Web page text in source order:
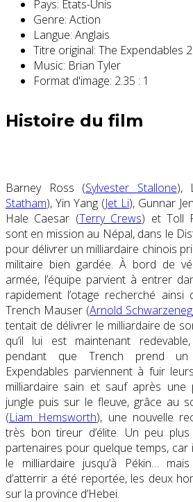
Pays: Etats-Unis
Genre: Action
Langue: Anglais
Titre original: The Expendables 2
Music: Brian Tyler
Format d'image: 2.35 : 1
Histoire du film
Barney Ross (Sylvester Stallone),
Statham), Yin Yang (Jet Li), Gunnar
Hale Caesar (Terry Crews) et Toll
sont en mission au Népal, dans le
pour délivrer un milliardaire chinois
militaire bien gardée. À bord de
armée, l’équipe parvient à entrer
rapidement l’otage recherché ainsi
Trench Mauser (Arnold
tentait de délivrer le milliardaire de
qu’il lui est maintenant
pendant que Trench prend
Expendables parviennent à fuir
milliardaire sain et sauf après
jungle puis sur le fleuve, grâce au
(Liam Hemsworth), une nouvelle
très bon tireur d’élite. Un peu
partenaires pour quelque temps, car
le milliardaire jusqu’à Pékin…
d’atterrir a été reportée, les deux
sur la province d’Hebei.